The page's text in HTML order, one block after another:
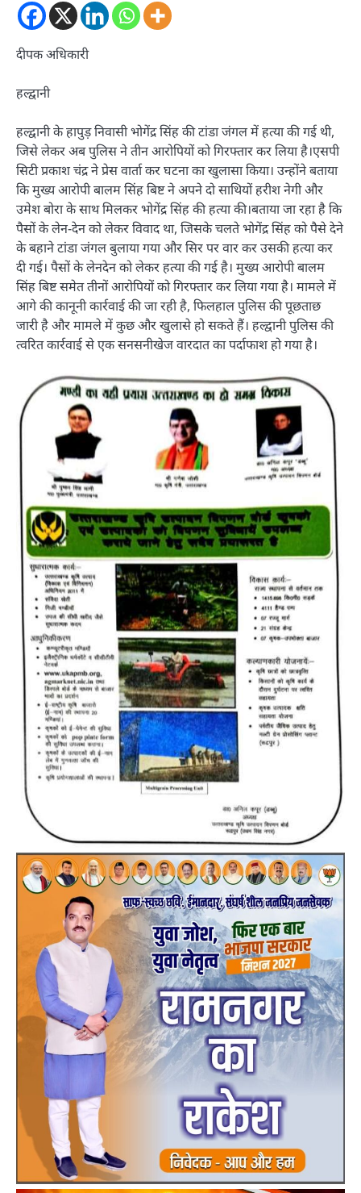
दीपक अधिकारी
हल्द्वानी
हल्द्वानी के हापुड़ निवासी भोगेंद्र सिंह की टांडा जंगल में हत्या की गई थी,
जिसे लेकर अब पुलिस ने तीन आरोपियों को गिरफ्तार कर लिया है।एसपी
सिटी प्रकाश चंद्र ने प्रेस वार्ता कर घटना का खुलासा किया। उन्होंने बताया
कि मुख्य आरोपी बालम सिंह बिष्ट ने अपने दो साथियों हरीश नेगी और
उमेश बोरा के साथ मिलकर भोगेंद्र सिंह की हत्या की।बताया जा रहा है कि
पैसों के लेन-देन को लेकर विवाद था, जिसके चलते भोगेंद्र सिंह को पैसे देने
के बहाने टांडा जंगल बुलाया गया और सिर पर वार कर उसकी हत्या कर
दी गई। पैसों के लेनदेन को लेकर हत्या की गई है। मुख्य आरोपी बालम
सिंह बिष्ट समेत तीनों आरोपियों को गिरफ्तार कर लिया गया है। मामले में
आगे की कानूनी कार्रवाई की जा रही है, फिलहाल पुलिस की पूछताछ
जारी है और मामले में कुछ और खुलासे हो सकते हैं। हल्द्वानी पुलिस की
त्वरित कार्रवाई से एक सनसनीखेज वारदात का पर्दाफाश हो गया है।